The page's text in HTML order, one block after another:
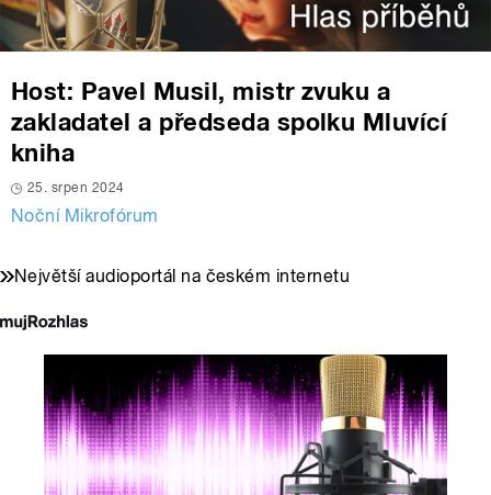
Host: Pavel Musil, mistr zvuku a
zakladatel a předseda spolku Mluvící
kniha
25. srpen 2024
Noční Mikrofórum
Největší audioportál na českém internetu